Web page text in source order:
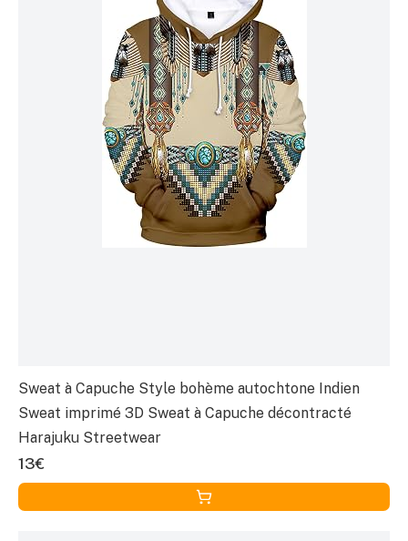
Sweat à Capuche Style bohème autochtone Indien
Sweat imprimé 3D Sweat à Capuche décontracté
Harajuku Streetwear
13€